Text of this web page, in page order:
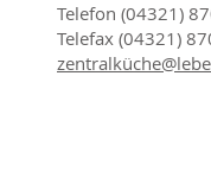
Telefon (04321)
Telefax (04321)